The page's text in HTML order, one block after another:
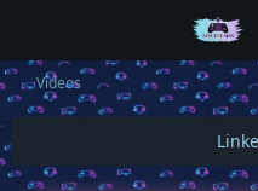
Videos